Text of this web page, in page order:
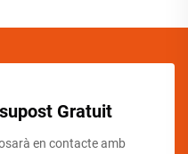
Gratuit
en contacte amb